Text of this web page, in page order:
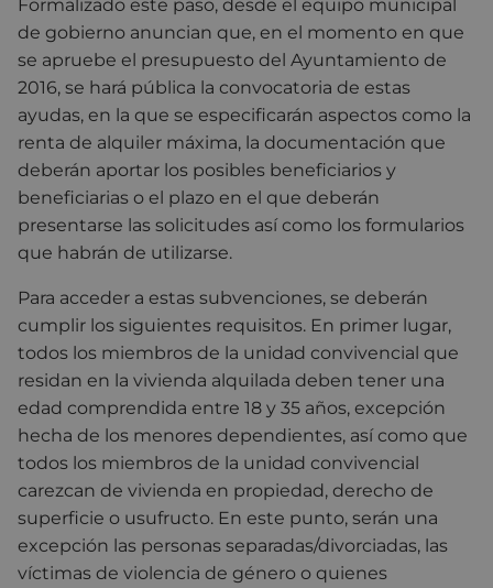
Formalizado este paso, desde el equipo municipal
de gobierno anuncian que, en el momento en que
se apruebe el presupuesto del Ayuntamiento de
2016, se hará pública la convocatoria de estas
ayudas, en la que se especificarán aspectos como la
renta de alquiler máxima, la documentación que
deberán aportar los posibles beneficiarios y
beneficiarias o el plazo en el que deberán
presentarse las solicitudes así como los formularios
que habrán de utilizarse.
Para acceder a estas subvenciones, se deberán
cumplir los siguientes requisitos. En primer lugar,
todos los miembros de la unidad convivencial que
residan en la vivienda alquilada deben tener una
edad comprendida entre 18 y 35 años, excepción
hecha de los menores dependientes, así como que
todos los miembros de la unidad convivencial
carezcan de vivienda en propiedad, derecho de
superficie o usufructo. En este punto, serán una
excepción las personas separadas/divorciadas, las
víctimas de violencia de género o quienes